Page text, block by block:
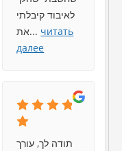
לאיבוד קיבלתי
את... читать
далее
תודה לך, עורך